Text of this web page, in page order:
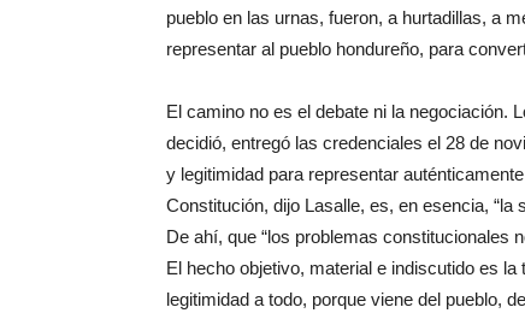
pueblo en las urnas, fueron, a hurtadillas, a
representar al pueblo hondureño, para
El camino no es el debate ni la negociación.
decidió, entregó las credenciales el 28 de
y legitimidad para representar
Constitución, dijo Lasalle, es, en esencia,
De ahí, que “los problemas constitucionales
El hecho objetivo, material e indiscutido es
legitimidad a todo, porque viene del pueblo,